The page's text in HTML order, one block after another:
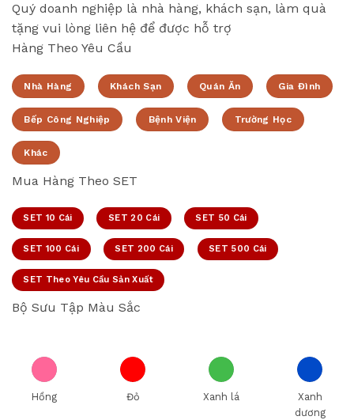
Quý doanh nghiệp là nhà hàng, khách sạn, làm quà
tặng vui lòng liên hệ để được hỗ trợ
Hàng Theo Yêu Cầu
Nhà Hàng Khách Sạn Quán Ăn Gia Đình
Bếp Công Nghiệp Bệnh Viện Trường Học
Khác
Mua Hàng Theo SET
SET 10 Cái SET 20 Cái SET 50 Cái
SET 100 Cái SET 200 Cái SET 500 Cái
SET Theo Yêu Cầu Sản Xuất
Bộ Sưu Tập Màu Sắc
Hồng Đỏ Xanh lá
Xanh
dương